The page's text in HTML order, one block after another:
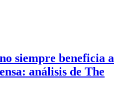
siempre beneficia a
análisis de The